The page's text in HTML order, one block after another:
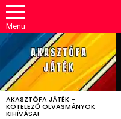
Menu
LATEST
STORIES
AKASZTÓFA JÁTÉK –
KÖTELEZŐ OLVASMÁNYOK
KIHÍVÁSA!